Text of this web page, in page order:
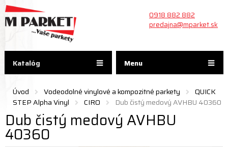
Menu
0918 882 882
predajna@mparket.sk
Úvod Vodeodolné vinylové a kompozitné parkety
QUICK
STEP Alpha Vinyl
CIRO Dub čistý medový AVHBU 40360
Dub čistý medový AVHBU
40360
Katalóg